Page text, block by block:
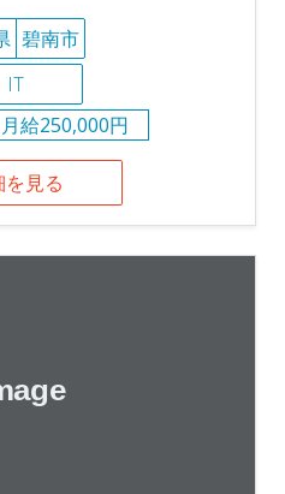
碧南市
IT
月給250,000円
を見る